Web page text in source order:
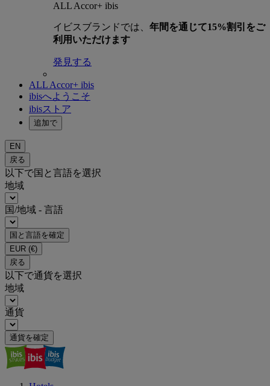
ALL Accor+ ibis
イビスブランドでは、 年間を通じて15%割引をご
利用いただけます
発見する
ALL Accor+ ibis
ibisへようこそ
ibisストア
追加で
EN
戻る
以下で国と言語を選択
地域
国/地域 - 言語
国と言語を確定
EUR (€)
戻る
以下で通貨を選択
地域
通貨
通貨を確定